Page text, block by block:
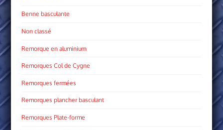
Benne basculante
Non classé
Remorque en aluminium
Remorques Col de Cygne
Remorques fermées
Remorques plancher basculant
Remorques Plate­-forme